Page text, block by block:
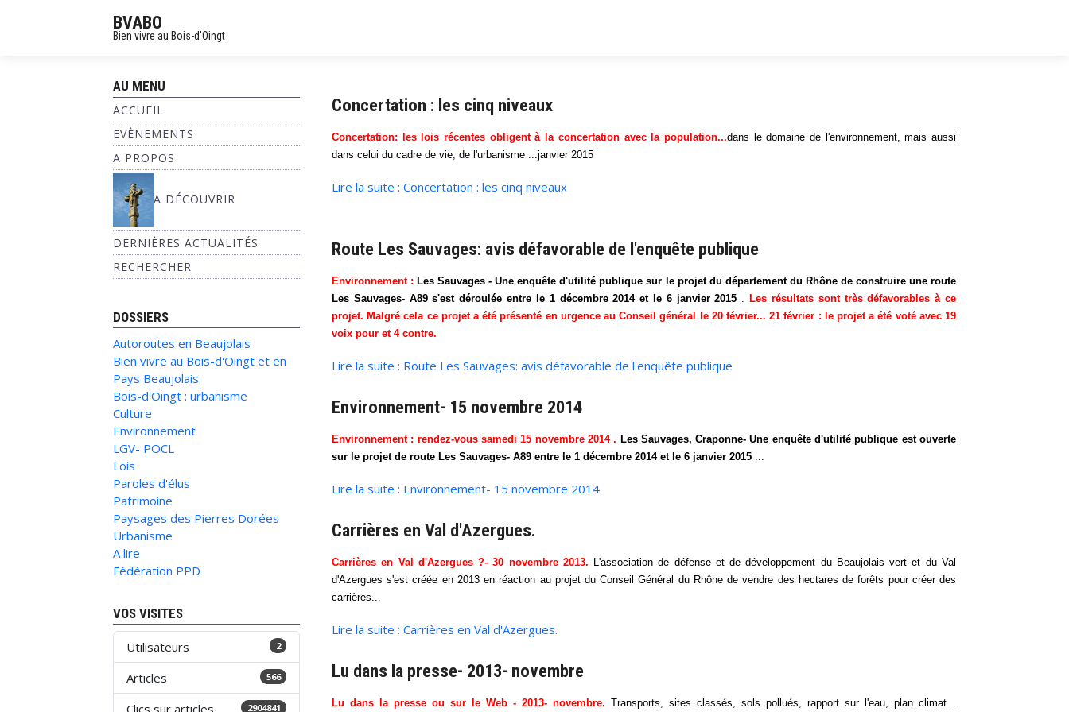
BVABO
Bien vivre au Bois-d'Oingt
AU MENU
ACCUEIL
EVÈNEMENTS
A PROPOS
A DÉCOUVRIR
DERNIÈRES ACTUALITÉS
RECHERCHER
DOSSIERS
Autoroutes en Beaujolais
Bien vivre au Bois-d'Oingt et en
Pays Beaujolais
Bois-d'Oingt : urbanisme
Culture
Environnement
LGV- POCL
Lois
Paroles d'élus
Patrimoine
Paysages des Pierres Dorées
Urbanisme
A lire
Fédération PPD
VOS VISITES
Utilisateurs 2
Articles 566
Clics sur articles 2904841
Concertation : les cinq niveaux
Concertation: les lois récentes obligent à la concertation avec la population...dans le domaine de l'environnement, mais aussi
dans celui du cadre de vie, de l'urbanisme ...janvier 2015
Lire la suite : Concertation : les cinq niveaux
Route Les Sauvages: avis défavorable de l'enquête publique
Environnement : Les Sauvages - Une enquête d'utilité publique sur le projet du département du Rhône de construire une route
Les Sauvages- A89 s'est déroulée entre le 1 décembre 2014 et le 6 janvier 2015 . Les résultats sont très défavorables à ce
projet. Malgré cela ce projet a été présenté en urgence au Conseil général le 20 février... 21 février : le projet a été voté avec 19
voix pour et 4 contre.
Lire la suite : Route Les Sauvages: avis défavorable de l'enquête publique
Environnement- 15 novembre 2014
Environnement : rendez-vous samedi 15 novembre 2014 . Les Sauvages, Craponne- Une enquête d'utilité publique est ouverte
sur le projet de route Les Sauvages- A89 entre le 1 décembre 2014 et le 6 janvier 2015 ...
Lire la suite : Environnement- 15 novembre 2014
Carrières en Val d'Azergues.
Carrières en Val d'Azergues ?- 30 novembre 2013. L'association de défense et de développement du Beaujolais vert et du Val
d'Azergues s'est créée en 2013 en réaction au projet du Conseil Général du Rhône de vendre des hectares de forêts pour créer des
carrières...
Lire la suite : Carrières en Val d'Azergues.
Lu dans la presse- 2013- novembre
Lu dans la presse ou sur le Web - 2013- novembre. Transports, sites classés, sols pollués, rapport sur l'eau, plan climat...